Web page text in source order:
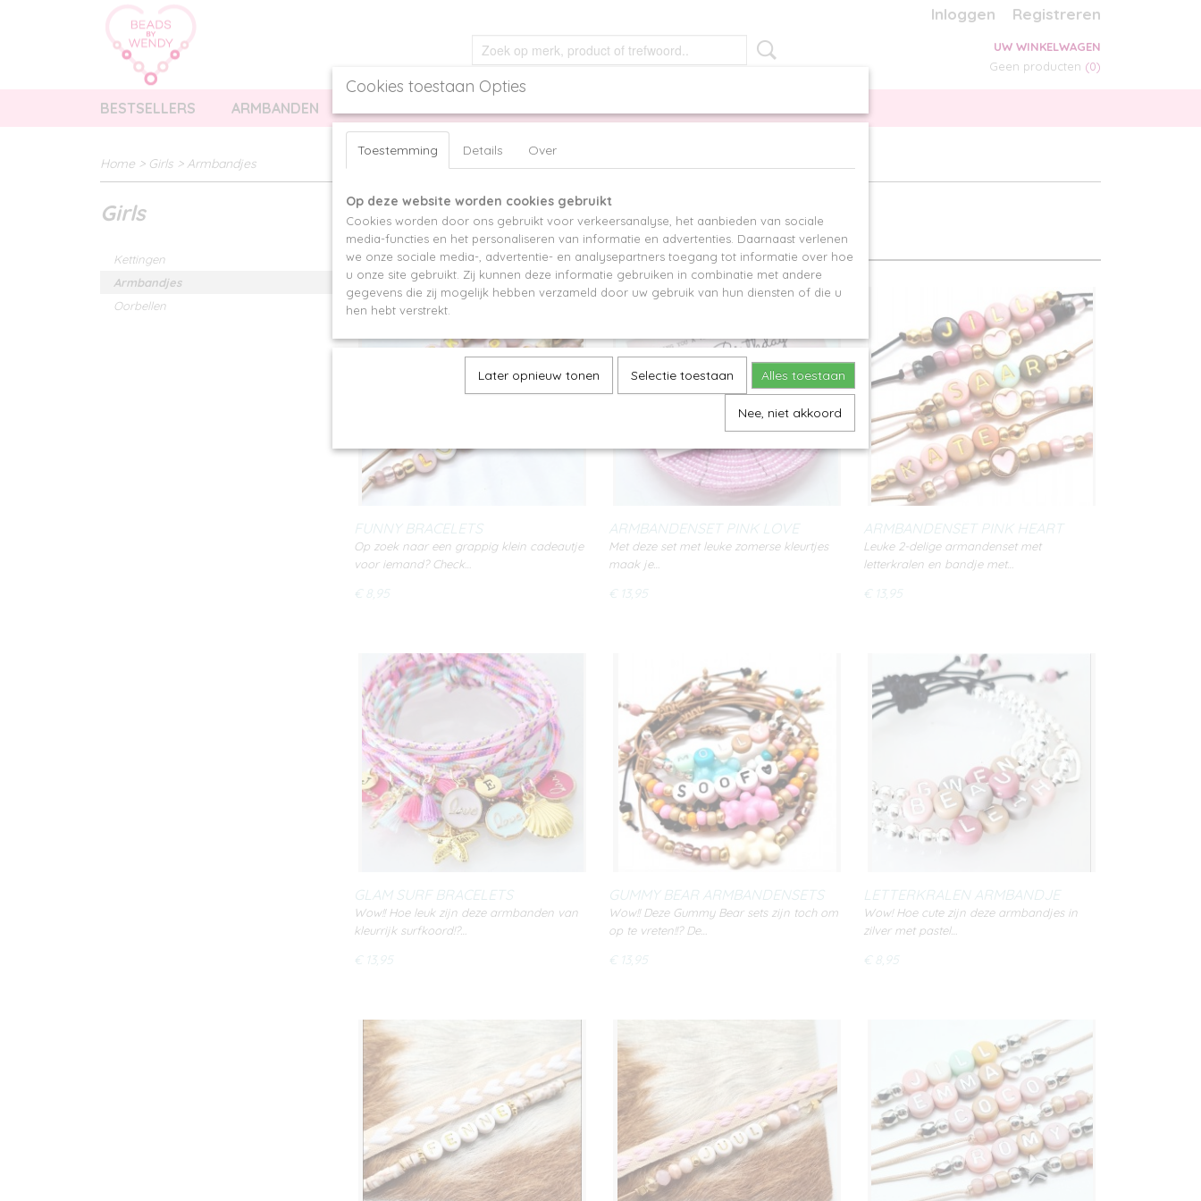
Inloggen Registreren
UW WINKELWAGEN
Geen producten (0)
BESTSELLERS ARMBANDEN
Home > Girls > Armbandjes
Girls
Kettingen
Armbandjes
Oorbellen
Sorteer op:
FUNNY BRACELETS
Op zoek naar een grappig klein cadeautje
voor iemand? Check…
€ 8,95
ARMBANDENSET PINK LOVE
Met deze set met leuke zomerse kleurtjes
maak je…
€ 13,95
ARMBANDENSET PINK HEART
Leuke 2-delige armandenset met
letterkralen en bandje met…
€ 13,95
GLAM SURF BRACELETS
Wow!! Hoe leuk zijn deze armbanden van
kleurrijk surfkoord!?…
€ 13,95
GUMMY BEAR ARMBANDENSETS
Wow!! Deze Gummy Bear sets zijn toch om
op te vreten!!? De…
€ 13,95
LETTERKRALEN ARMBANDJE
SILVER PASTEL
Wow! Hoe cute zijn deze armbandjes in
zilver met pastel…
€ 8,95
Cookies toestaan Opties
Toestemming Details Over
Op deze website worden cookies gebruikt
Cookies worden door ons gebruikt voor verkeersanalyse, het aanbieden van sociale
media-functies en het personaliseren van informatie en advertenties. Daarnaast verlenen
we onze sociale media-, advertentie- en analysepartners toegang tot informatie over hoe
u onze site gebruikt. Zij kunnen deze informatie gebruiken in combinatie met andere
gegevens die zij mogelijk hebben verzameld door uw gebruik van hun diensten of die u
hen hebt verstrekt.
Later opnieuw tonen Selectie toestaan Alles toestaan
Nee, niet akkoord